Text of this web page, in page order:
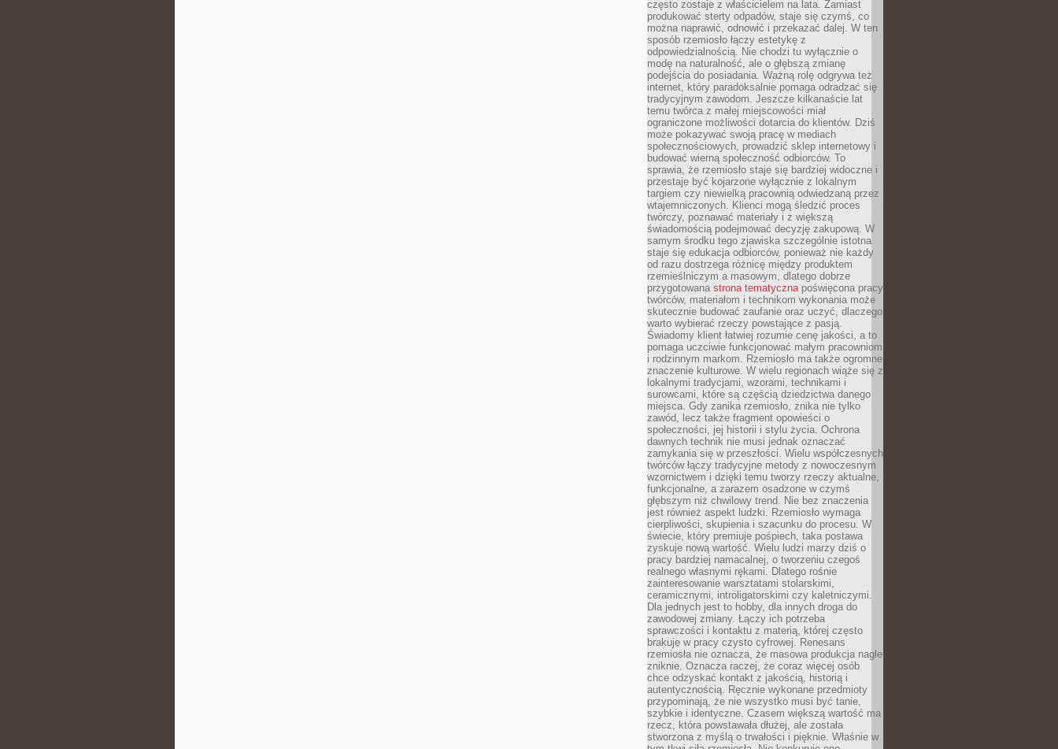
często zostaje z właścicielem na lata. Zamiast
produkować sterty odpadów, staje się czymś, co
można naprawić, odnowić i przekazać dalej. W ten
sposób rzemiosło łączy estetykę z
odpowiedzialnością. Nie chodzi tu wyłącznie o
modę na naturalność, ale o głębszą zmianę
podejścia do posiadania. Ważną rolę odgrywa też
internet, który paradoksalnie pomaga odradzać się
tradycyjnym zawodom. Jeszcze kilkanaście lat
temu twórca z małej miejscowości miał
ograniczone możliwości dotarcia do klientów. Dziś
może pokazywać swoją pracę w mediach
społecznościowych, prowadzić sklep internetowy i
budować wierną społeczność odbiorców. To
sprawia, że rzemiosło staje się bardziej widoczne i
przestaje być kojarzone wyłącznie z lokalnym
targiem czy niewielką pracownią odwiedzaną przez
wtajemniczonych. Klienci mogą śledzić proces
twórczy, poznawać materiały i z większą
świadomością podejmować decyzję zakupową. W
samym środku tego zjawiska szczególnie istotna
staje się edukacja odbiorców, ponieważ nie każdy
od razu dostrzega różnicę między produktem
rzemieślniczym a masowym, dlatego dobrze
przygotowana strona tematycznapoświęcona pracy
twórców, materiałom i technikom wykonania może
skutecznie budować zaufanie oraz uczyć, dlaczego
warto wybierać rzeczy powstające z pasją.
Świadomy klient łatwiej rozumie cenę jakości, a to
pomaga uczciwie funkcjonować małym pracowniom
i rodzinnym markom. Rzemiosło ma także ogromne
znaczenie kulturowe. W wielu regionach wiąże się z
lokalnymi tradycjami, wzorami, technikami i
surowcami, które są częścią dziedzictwa danego
miejsca. Gdy zanika rzemiosło, znika nie tylko
zawód, lecz także fragment opowieści o
społeczności, jej historii i stylu życia. Ochrona
dawnych technik nie musi jednak oznaczać
zamykania się w przeszłości. Wielu współczesnych
twórców łączy tradycyjne metody z nowoczesnym
wzornictwem i dzięki temu tworzy rzeczy aktualne,
funkcjonalne, a zarazem osadzone w czymś
głębszym niż chwilowy trend. Nie bez znaczenia
jest również aspekt ludzki. Rzemiosło wymaga
cierpliwości, skupienia i szacunku do procesu. W
świecie, który premiuje pośpiech, taka postawa
zyskuje nową wartość. Wielu ludzi marzy dziś o
pracy bardziej namacalnej, o tworzeniu czegoś
realnego własnymi rękami. Dlatego rośnie
zainteresowanie warsztatami stolarskimi,
ceramicznymi, introligatorskimi czy kaletniczymi.
Dla jednych jest to hobby, dla innych droga do
zawodowej zmiany. Łączy ich potrzeba
sprawczości i kontaktu z materią, której często
brakuje w pracy czysto cyfrowej. Renesans
rzemiosła nie oznacza, że masowa produkcja nagle
zniknie. Oznacza raczej, że coraz więcej osób
chce odzyskać kontakt z jakością, historią i
autentycznością. Ręcznie wykonane przedmioty
przypominają, że nie wszystko musi być tanie,
szybkie i identyczne. Czasem większą wartość ma
rzecz, która powstawała dłużej, ale została
stworzona z myślą o trwałości i pięknie. Właśnie w